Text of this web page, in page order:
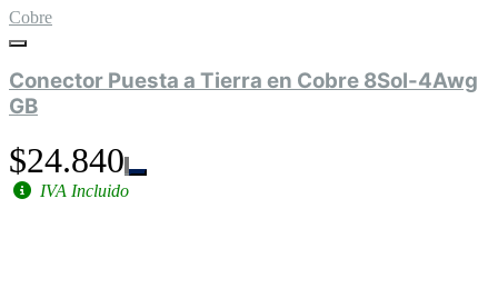
Cobre
Conector Puesta a Tierra en Cobre 8Sol-4Awg
GB
$24.840
IVA Incluido